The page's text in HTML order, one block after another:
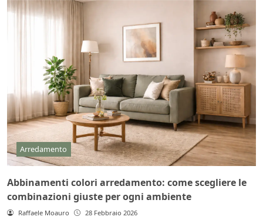
Arredamento
Abbinamenti colori arredamento: come scegliere le
combinazioni giuste per ogni ambiente
Raffaele Moauro 28 Febbraio 2026